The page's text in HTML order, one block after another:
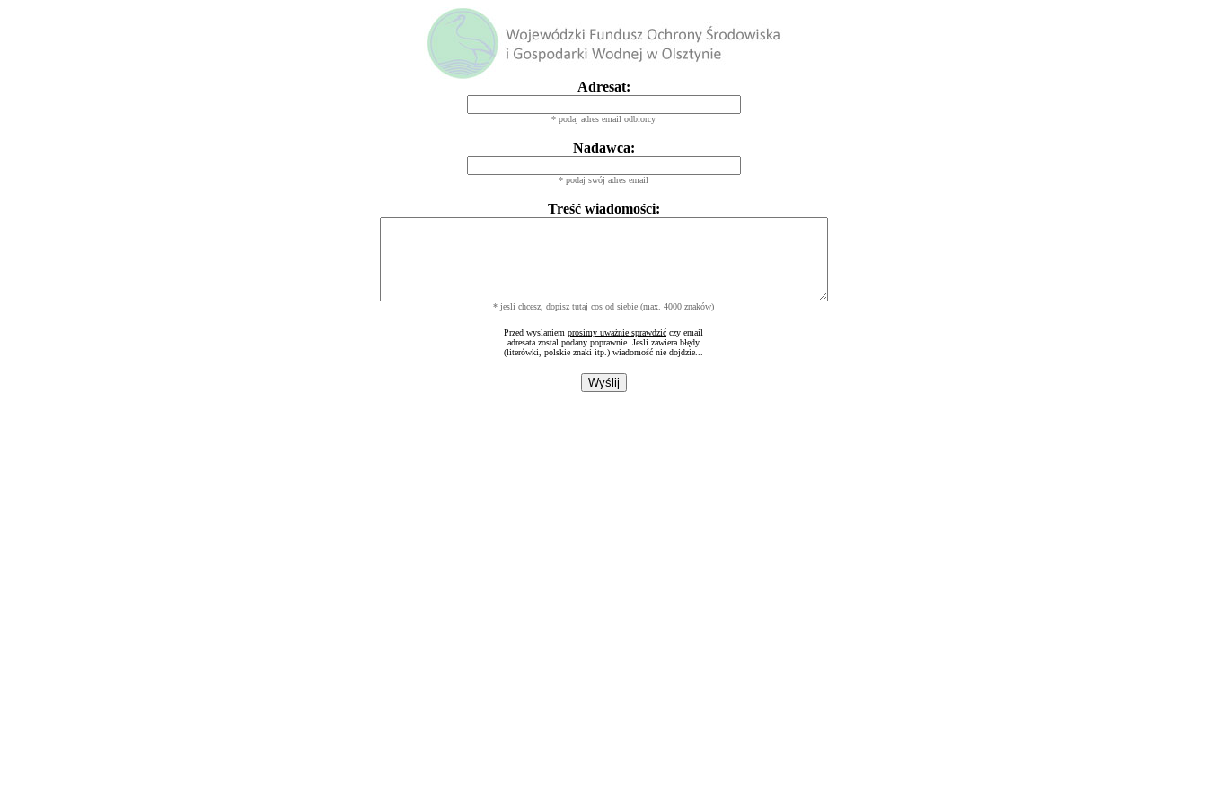
Adresat:
* podaj adres email odbiorcy
Nadawca:
* podaj swój adres email
Treść wiadomości:
* jesli chcesz, dopisz tutaj cos od siebie (max. 4000 znaków)
Przed wyslaniem prosimy uważnie sprawdzić czy email
adresata zostal podany poprawnie. Jesli zawiera błędy
(literówki, polskie znaki itp.) wiadomość nie dojdzie...